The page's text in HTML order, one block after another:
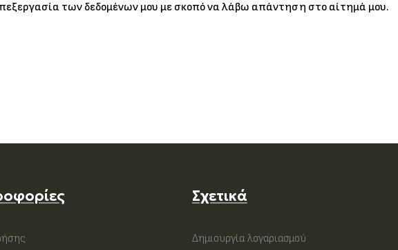
των δεδομένων μου με σκοπό να λάβω απάντηση στο αίτημά μου.
Σχετικά
Δημιουργία λογαριασμού